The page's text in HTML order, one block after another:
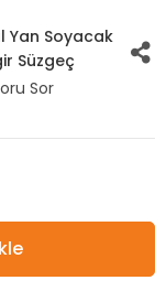
Yan Soyacak
Süzgeç
Sor